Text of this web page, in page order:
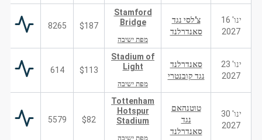
ינו' 16
2027
צ'לסי נגד
סאנדרלנד
Stamford
Bridge
מפת ישיבה
$187
8265
ינו' 23
2027
סאנדרלנד
נגד קובנטרי
Stadium of
Light
מפת ישיבה
$113
614
ינו' 30
2027
טוטנהאם
נגד
סאנדרלנד
Tottenham
Hotspur
Stadium
מפת ישיבה
$82
5579